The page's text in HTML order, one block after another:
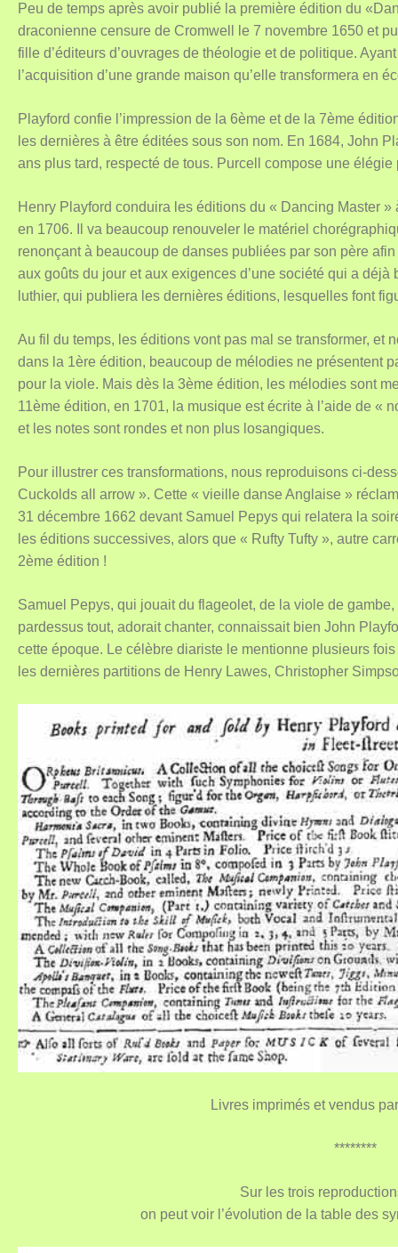
Peu de temps après avoir publié la première édition du
draconienne censure de Cromwell le 7 novembre 1650 et
fille d’éditeurs d’ouvrages de théologie et de politique.
l’acquisition d’une grande maison qu’elle transformera en
Playford confie l’impression de la 6ème et de la 7ème
les dernières à être éditées sous son nom. En 1684, John
ans plus tard, respecté de tous. Purcell compose une
Henry Playford conduira les éditions du « Dancing Master »
en 1706. Il va beaucoup renouveler le matériel
renonçant à beaucoup de danses publiées par son père
aux goûts du jour et aux exigences d’une société qui a déjà
luthier, qui publiera les dernières éditions, lesquelles font
Au fil du temps, les éditions vont pas mal se transformer, et
dans la 1ère édition, beaucoup de mélodies ne présentent
pour la viole. Mais dès la 3ème édition, les mélodies sont
11ème édition, en 1701, la musique est écrite à l’aide de «
et les notes sont rondes et non plus losangiques.
Pour illustrer ces transformations, nous reproduisons ci-
Cuckolds all arrow ». Cette « vieille danse Anglaise »
31 décembre 1662 devant Samuel Pepys qui relatera la
les éditions successives, alors que « Rufty Tufty », autre
2ème édition !
Samuel Pepys, qui jouait du flageolet, de la viole de
pardessus tout, adorait chanter, connaissait bien John
cette époque. Le célèbre diariste le mentionne plusieurs
les dernières partitions de Henry Lawes, Christopher
Livres imprimés et vendus
********
Sur les trois
on peut voir l’évolution de la table des